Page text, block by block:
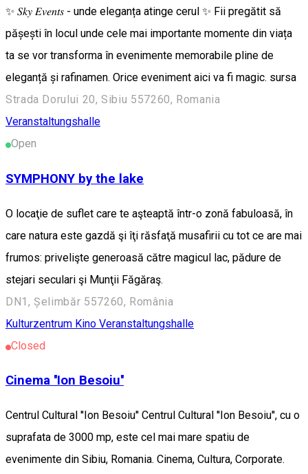
✨ 𝑆𝑘𝑦 𝐸𝑣𝑒𝑛𝑡𝑠 - unde eleganța atinge cerul ✨ Fii pregătit să
pășești în locul unde cele mai importante momente din viața
ta se vor transforma în evenimente memorabile pline de
eleganță și rafinamen. Orice eveniment aici va fi magic. sursa
Strada Dorului 20, Sibiu 557260, Romania
Veranstaltungshalle
Open
SYMPHONY by the lake
O locaţie de suflet care te aşteaptă într-o zonă fabuloasă, în
care natura este gazdă şi îţi răsfaţă musafirii cu tot ce are mai
frumos: privelişte generoasă către magicul lac, pădure de
stejari seculari şi Munţii Făgăraş.
DN1, Șelimbăr 557260, România
Kulturzentrum Kino Veranstaltungshalle
Closed
Cinema ''Ion Besoiu''
Centrul Cultural ''Ion Besoiu'' Centrul Cultural ''Ion Besoiu'', cu o
suprafata de 3000 mp, este cel mai mare spatiu de
evenimente din Sibiu, Romania. Cinema, Cultura, Corporate.